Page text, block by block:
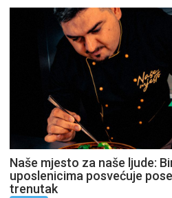
Naše mjesto za naše ljude:
uposlenicima posvećuje
trenutak